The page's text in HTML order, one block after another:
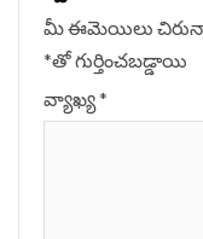
మీ ఈమెయిలు
*‌తో గుర్తించబడ్డాయి
వ్యాఖ్య*